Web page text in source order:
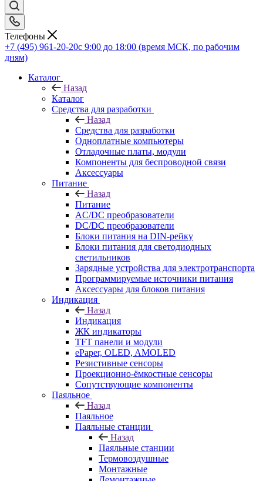
Телефоны
+7 (495) 961-20-20с 9:00 до 18:00 (время МСК, по рабочим
дням)
Каталог
Назад
Каталог
Средства для разработки
Назад
Средства для разработки
Одноплатные компьютеры
Отладочные платы, модули
Компоненты для беспроводной связи
Аксессуары
Питание
Назад
Питание
AC/DC преобразователи
DC/DC преобразователи
Блоки питания на DIN-рейку
Блоки питания для светодиодных
светильников
Зарядные устройства для электротранспорта
Программируемые источники питания
Аксессуары для блоков питания
Индикация
Назад
Индикация
ЖК индикаторы
TFT панели и модули
ePaper, OLED, AMOLED
Резистивные сенсоры
Проекционно-ёмкостные сенсоры
Сопутствующие компоненты
Паяльное
Назад
Паяльное
Паяльные станции
Назад
Паяльные станции
Термовоздушные
Монтажные